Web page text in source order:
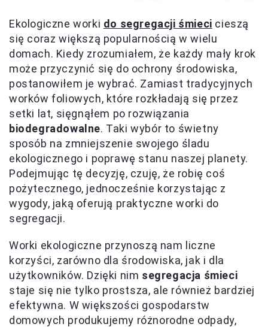
Ekologiczne worki do segregacji śmieci cieszą
się coraz większą popularnością w wielu
domach. Kiedy zrozumiałem, że każdy mały krok
może przyczynić się do ochrony środowiska,
postanowiłem je wybrać. Zamiast tradycyjnych
worków foliowych, które rozkładają się przez
setki lat, sięgnąłem po rozwiązania
biodegradowalne. Taki wybór to świetny
sposób na zmniejszenie swojego śladu
ekologicznego i poprawę stanu naszej planety.
Podejmując tę decyzję, czuję, że robię coś
pożytecznego, jednocześnie korzystając z
wygody, jaką oferują praktyczne worki do
segregacji.
Worki ekologiczne przynoszą nam liczne
korzyści, zarówno dla środowiska, jak i dla
użytkowników. Dzięki nim segregacja śmieci
staje się nie tylko prostsza, ale również bardziej
efektywna. W większości gospodarstw
domowych produkujemy różnorodne odpady,